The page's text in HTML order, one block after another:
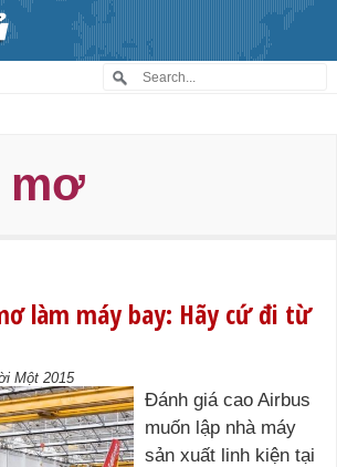
mơ
làm máy bay: Hãy cứ đi từ
Một 2015
Đánh giá cao Airbus
muốn lập nhà máy
sản xuất linh kiện tại